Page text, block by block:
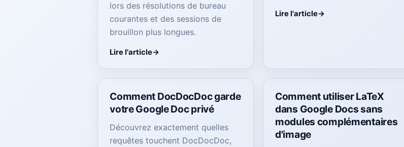
lors des résolutions de bureau
courantes et des sessions de
brouillon plus longues.
Lire l'article
Lire l'article
Comment DocDocDoc garde
votre Google Doc privé
Découvrez exactement quelles
requêtes touchent DocDocDoc,
Comment utiliser LaTeX
dans Google Docs sans
modules complémentaires
d'image